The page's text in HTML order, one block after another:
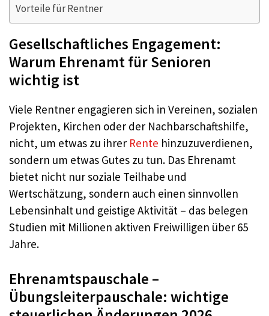
Vorteile für Rentner
Gesellschaftliches Engagement:
Warum Ehrenamt für Senioren
wichtig ist
Viele Rentner engagieren sich in Vereinen, sozialen
Projekten, Kirchen oder der Nachbarschaftshilfe,
nicht, um etwas zu ihrer Rente hinzuzuverdienen,
sondern um etwas Gutes zu tun. Das Ehrenamt
bietet nicht nur soziale Teilhabe und
Wertschätzung, sondern auch einen sinnvollen
Lebensinhalt und geistige Aktivität – das belegen
Studien mit Millionen aktiven Freiwilligen über 65
Jahre.
Ehrenamtspauschale –
Übungsleiterpauschale: wichtige